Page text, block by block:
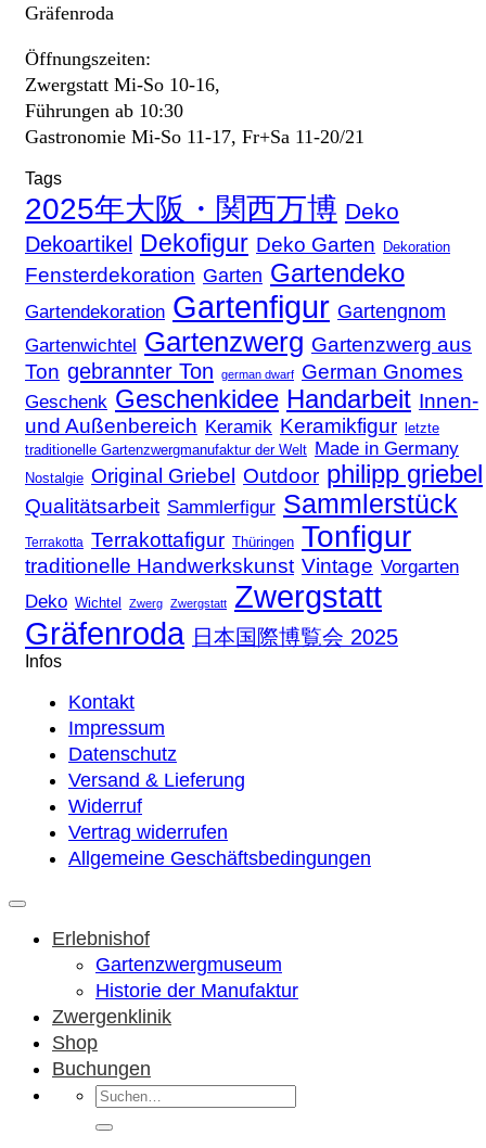
Gräfenroda
Öffnungszeiten:
Zwergstatt Mi-So 10-16,
Führungen ab 10:30
Gastronomie Mi-So 11-17, Fr+Sa 11-20/21
Tags
2025年大阪・関西万博 Deko
Dekoartikel Dekofigur Deko Garten Dekoration
Fensterdekoration Garten Gartendeko
Gartendekoration Gartenfigur Gartengnom
Gartenwichtel Gartenzwerg Gartenzwerg aus
Ton gebrannter Ton german dwarf German Gnomes
Geschenk Geschenkidee Handarbeit Innen-
und Außenbereich Keramik Keramikfigur
letzte
traditionelle Gartenzwergmanufaktur der Welt Made in Germany
Nostalgie Original Griebel Outdoor philipp griebel
Qualitätsarbeit Sammlerfigur Sammlerstück
Terrakotta Terrakottafigur Thüringen Tonfigur
traditionelle Handwerkskunst Vintage Vorgarten
Deko Wichtel Zwerg Zwergstatt
Zwergstatt
Gräfenroda 日本国際博覧会 2025
Infos
Kontakt
Impressum
Datenschutz
Versand & Lieferung
Widerruf
Vertrag widerrufen
Allgemeine Geschäftsbedingungen
Erlebnishof
Gartenzwergmuseum
Historie der Manufaktur
Zwergenklinik
Shop
Buchungen
Suchen
nach: